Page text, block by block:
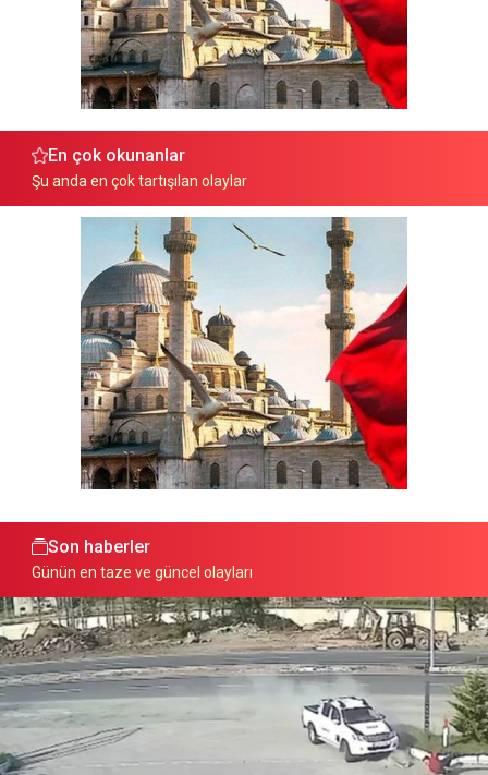
En çok okunanlar
Şu anda en çok tartışılan olaylar
Son haberler
Günün en taze ve güncel olayları